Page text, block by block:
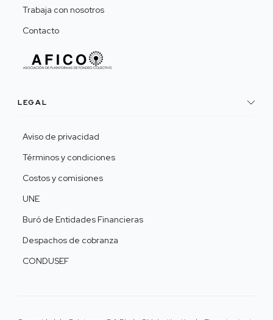
Trabaja con nosotros
Contacto
LEGAL
Aviso de privacidad
Términos y condiciones
Costos y comisiones
UNE
Buró de Entidades Financieras
Despachos de cobranza
CONDUSEF